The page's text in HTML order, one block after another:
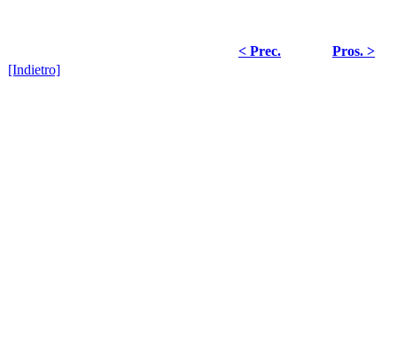
< Prec.
Pros. >
[Indietro]